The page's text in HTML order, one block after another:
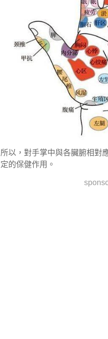
所以，對手掌中與各臟腑相對
定的保健作用。